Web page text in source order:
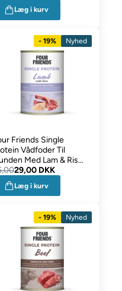
Læg i kurv
- 19% Nyhed
Friends Single
Vådfoder Til
Med Lam & Ris
29,00 DKK
Læg i kurv
- 19% Nyhed